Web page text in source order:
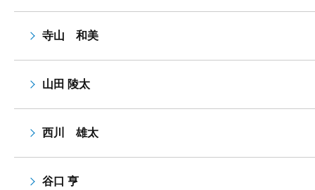
寺山 和美
山田 陵太
西川 雄太
谷口 亨